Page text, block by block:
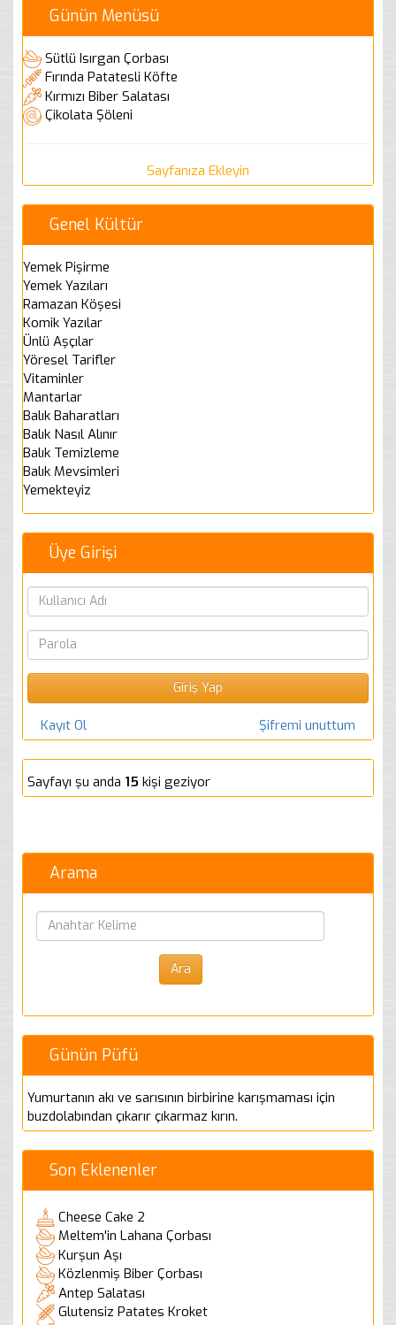
Günün Menüsü
Sütlü Isırgan Çorbası
Fırında Patatesli Köfte
Kırmızı Biber Salatası
Çikolata Şöleni
Sayfanıza Ekleyin
Genel Kültür
Yemek Pişirme
Yemek Yazıları
Ramazan Köşesi
Komik Yazılar
Ünlü Aşçılar
Yöresel Tarifler
Vitaminler
Mantarlar
Balık Baharatları
Balık Nasıl Alınır
Balık Temizleme
Balık Mevsimleri
Yemekteyiz
Üye Girişi
Kayıt Ol Şifremi unuttum
Sayfayı şu anda 15 kişi geziyor
Arama
Günün Püfü
Yumurtanın akı ve sarısının birbirine karışmaması için
buzdolabından çıkarır çıkarmaz kırın.
Son Eklenenler
Cheese Cake 2
Meltem'in Lahana Çorbası
Kurşun Aşı
Közlenmiş Biber Çorbası
Antep Salatası
Glutensiz Patates Kroket